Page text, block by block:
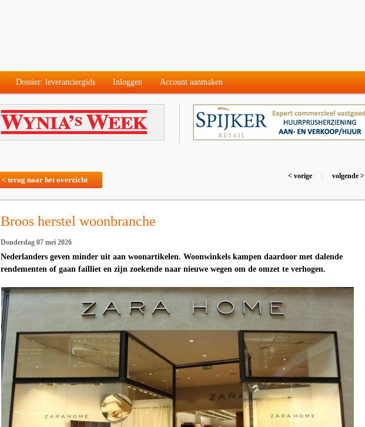
Dossier: leveranciergids Inloggen Account aanmaken
< terug naar het overzicht < vorige volgende >
Broos herstel woonbranche
Donderdag 07 mei 2026
Nederlanders geven minder uit aan woonartikelen. Woonwinkels kampen daardoor met dalende
rendementen of gaan failliet en zijn zoekende naar nieuwe wegen om de omzet te verhogen.